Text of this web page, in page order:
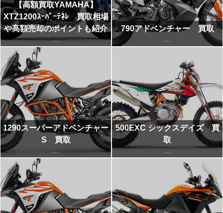
【高額買取YAMAHA】
XTZ1200ｽｰﾊﾟｰﾃﾈﾚ 買取相場
や高額売却のポイントも紹介
...
790アドベンチャー 買取
1290スーパーアドベンチャー
S 買取
500EXC シックスデイズ 買
取
...